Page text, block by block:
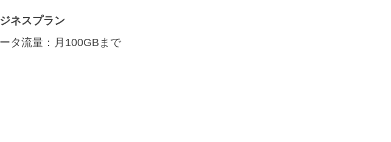
ネスプラン
タ流量：月100GBまで